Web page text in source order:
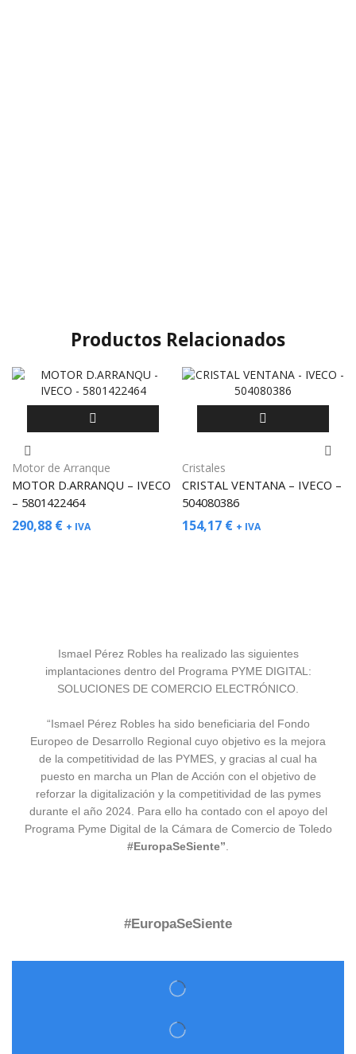
Productos Relacionados
Motor de Arranque
MOTOR D.ARRANQU – IVECO
– 5801422464
290,88 € + IVA
Cristales
CRISTAL VENTANA – IVECO –
504080386
154,17 € + IVA
Ismael Pérez Robles ha realizado las siguientes
implantaciones dentro del Programa PYME DIGITAL:
SOLUCIONES DE COMERCIO ELECTRÓNICO.
“Ismael Pérez Robles ha sido beneficiaria del Fondo
Europeo de Desarrollo Regional cuyo objetivo es la mejora
de la competitividad de las PYMES, y gracias al cual ha
puesto en marcha un Plan de Acción con el objetivo de
reforzar la digitalización y la competitividad de las pymes
durante el año 2024. Para ello ha contado con el apoyo del
Programa Pyme Digital de la Cámara de Comercio de Toledo
#EuropaSeSiente”.
#EuropaSeSiente